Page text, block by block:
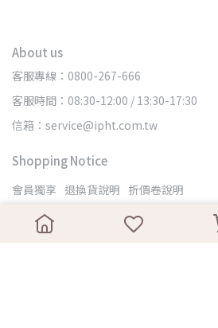
About us
客服專線：0800-267-666
客服時間：08:30-12:00 / 13:30-17:30
信箱：service@ipht.com.tw
Shopping Notice
會員獨享 退換貨說明 折價卷說明